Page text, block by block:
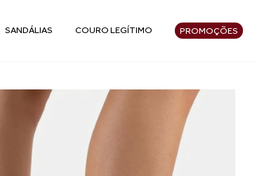
SANDÁLIAS COURO LEGÍTIMO PROMOÇÕES